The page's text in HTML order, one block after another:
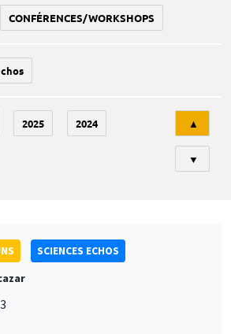
CONFÉRENCES/WORKSHOPS
2025 2024 ▲
▼
SCIENCES ECHOS